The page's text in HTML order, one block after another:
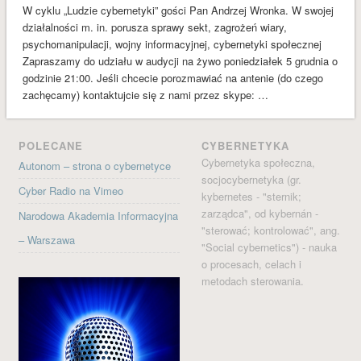
styczeń 2017
grudzień 2016
listopad 2016
październik 2016
wrzesień 2016
czerwiec 2016
styczeń 2016
KATEGORIE
Audycje
Bez kategorii
W cyklu „Ludzie cybernetyki” gości Pan Andrzej Wronka. W swojej
działalności m. in. porusza sprawy sekt, zagrożeń wiary,
psychomanipulacji, wojny informacyjnej, cybernetyki społecznej
Zapraszamy do udziału w audycji na żywo poniedziałek 5 grudnia o
godzinie 21:00. Jeśli chcecie porozmawiać na antenie (do czego
zachęcamy) kontaktujcie się z nami przez skype: …
POLECANE
Autonom – strona o cybernetyce
Cyber Radio na Vimeo
Narodowa Akademia Informacyjna
– Warszawa
CYBERNETYKA
Cybernetyka społeczna,
socjocybernetyka (gr.
kybernetes - "sternik;
zarządca", od kybernán -
"sterować; kontrolować", ang.
"Social cybernetics") - nauka
o procesach, celach i
metodach sterowania.